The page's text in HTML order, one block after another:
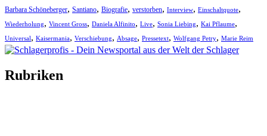
Barbara Schöneberger, Santiano, Biografie, verstorben, Interview, Einschaltquote,
Wiederholung, Vincent Gross, Daniela Alfinito, Live, Sonia Liebing, Kai Pflaume,
Universal, Kaisermania, Verschiebung, Absage, Pressetext, Wolfgang Petry, Marie Reim
Rubriken